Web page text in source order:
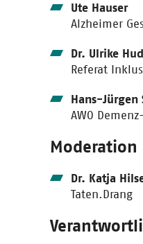
Ute Hauser
Alzheimer
Dr. Ulrike
Referat
Hans-Jürgen
AWO
Moderation
Dr. Katja
Taten.Drang